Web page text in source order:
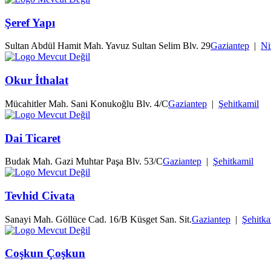
Şeref Yapı
Sultan Abdül Hamit Mah. Yavuz Sultan Selim Blv. 29Gaziantep |
Okur İthalat
Mücahitler Mah. Sani Konukoğlu Blv. 4/CGaziantep | Şehitkamil
Dai Ticaret
Budak Mah. Gazi Muhtar Paşa Blv. 53/CGaziantep | Şehitkamil
Tevhid Civata
Sanayi Mah. Göllüce Cad. 16/B Küsget San. Sit.Gaziantep |
Coşkun Çoşkun